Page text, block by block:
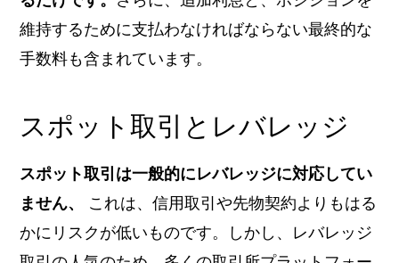
維持するために支払わなければならない最終的な
手数料も含まれています。
スポット取引とレバレッジ
スポット取引は一般的にレバレッジに対応してい
ません、 これは、信用取引や先物契約よりもはる
かにリスクが低いものです。しかし、レバレッジ